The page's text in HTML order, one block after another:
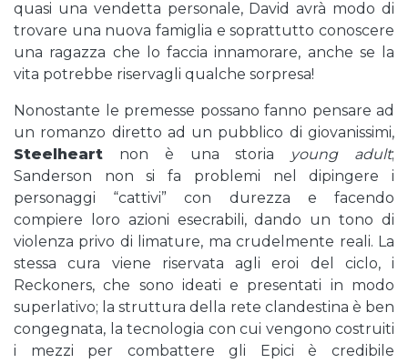
quasi una vendetta personale, David avrà modo di
trovare una nuova famiglia e soprattutto conoscere
una ragazza che lo faccia innamorare, anche se la
vita potrebbe riservagli qualche sorpresa!
Nonostante le premesse possano fanno pensare ad
un romanzo diretto ad un pubblico di giovanissimi,
Steelheart non è una storia young adult;
Sanderson non si fa problemi nel dipingere i
personaggi “cattivi” con durezza e facendo
compiere loro azioni esecrabili, dando un tono di
violenza privo di limature, ma crudelmente reali. La
stessa cura viene riservata agli eroi del ciclo, i
Reckoners, che sono ideati e presentati in modo
superlativo; la struttura della rete clandestina è ben
congegnata, la tecnologia con cui vengono costruiti
i mezzi per combattere gli Epici è credibile